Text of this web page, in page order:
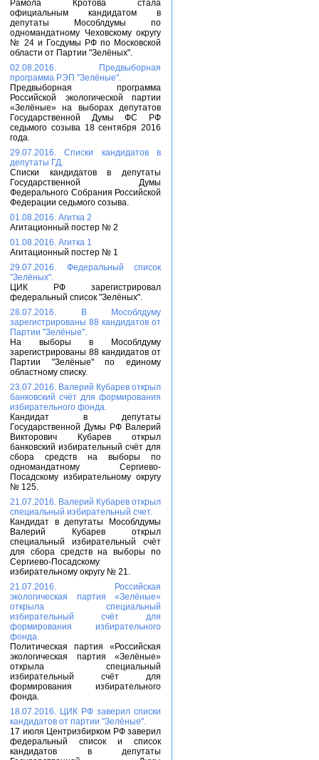
Рамола Кротова стала
официальным кандидатом в
депутаты Мособлдумы по
одномандатному Чеховскому округу
№ 24 и Госдумы РФ по Московской
области от Партии "Зелёных".
02.08.2016. Предвыборная
программа РЭП "Зелёные".
Предвыборная программа
Российской экологической партии
«Зелёные» на выборах депутатов
Государственной Думы ФС РФ
седьмого созыва 18 сентября 2016
года.
29.07.2016. Списки кандидатов в
депутаты ГД.
Списки кандидатов в депутаты
Государственной Думы
Федерального Собрания Российской
Федерации седьмого созыва.
01.08.2016. Агитка 2
Агитационный постер № 2
01.08.2016. Агитка 1
Агитационный постер № 1
29.07.2016. Федеральный список
"Зелёных".
ЦИК РФ зарегистрировал
федеральный список "Зелёных".
28.07.2016. В Мособлдуму
зарегистрированы 88 кандидатов от
Партии "Зелёные".
На выборы в Мособлдуму
зарегистрированы 88 кандидатов от
Партии "Зелёные" по единому
областному списку.
23.07.2016. Валерий Кубарев открыл
банковский счёт для формирования
избирательного фонда.
Кандидат в депутаты
Государственной Думы РФ Валерий
Викторович Кубарев открыл
банковский избирательный счёт для
сбора средств на выборы по
одномандатному Сергиево-
Посадскому избирательному округу
№ 125.
21.07.2016. Валерий Кубарев открыл
специальный избирательный счет.
Кандидат в депутаты Мособлдумы
Валерий Кубарев открыл
специальный избирательный счёт
для сбора средств на выборы по
Сергиево-Посадскому
избирательному округу № 21.
21.07.2016. Российская
экологическая партия «Зелёные»
открыла специальный
избирательный счёт для
формирования избирательного
фонда.
Политическая партия «Российская
экологическая партия «Зелёные»
открыла специальный
избирательный счёт для
формирования избирательного
фонда.
18.07.2016. ЦИК РФ заверил списки
кандидатов от партии "Зелёные".
17 июля Центризбирком РФ заверил
федеральный список и список
кандидатов в депутаты